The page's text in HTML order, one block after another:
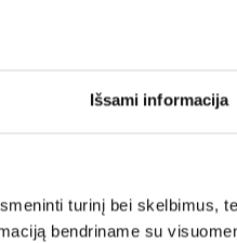
Išsami informacija
turinį bei skelbimus,
bendriname su
Klavišas 2-jų/3-jų polių